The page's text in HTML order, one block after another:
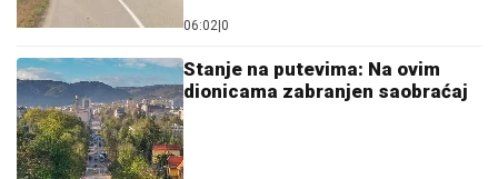
06:02 0
Stanje na putevima: Na ovim
dionicama zabranjen saobraćaj